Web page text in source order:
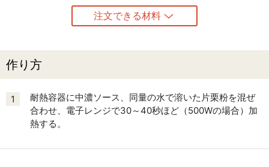
注文できる材料
作り方
1
耐熱容器に中濃ソース、同量の水で溶いた片栗粉を混ぜ
合わせ、電子レンジで30～40秒ほど（500Wの場合）加
熱する。